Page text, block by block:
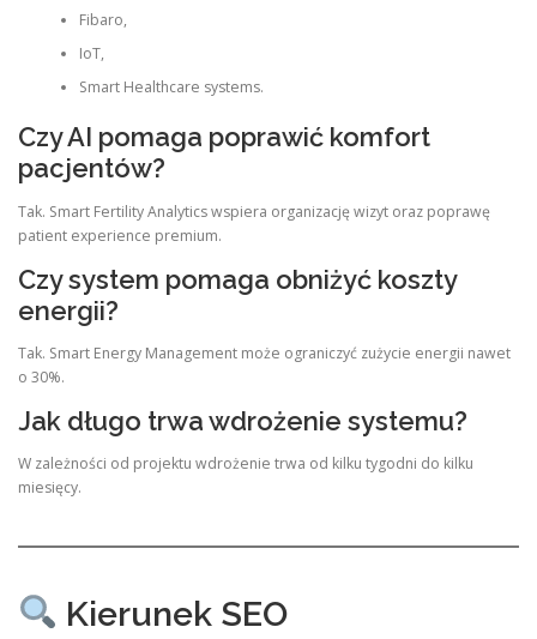
Fibaro,
IoT,
Smart Healthcare systems.
Czy AI pomaga poprawić komfort
pacjentów?
Tak. Smart Fertility Analytics wspiera organizację wizyt oraz poprawę
patient experience premium.
Czy system pomaga obniżyć koszty
energii?
Tak. Smart Energy Management może ograniczyć zużycie energii nawet
o 30%.
Jak długo trwa wdrożenie systemu?
W zależności od projektu wdrożenie trwa od kilku tygodni do kilku
miesięcy.
Kierunek SEO